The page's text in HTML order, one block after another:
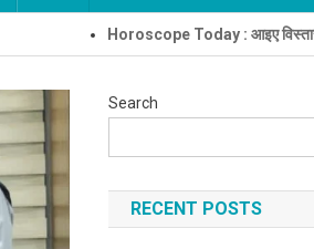
Horoscope Today : आइए विस्तार से जानते
Search
RECENT POSTS